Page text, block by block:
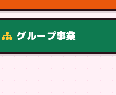
グループ事業